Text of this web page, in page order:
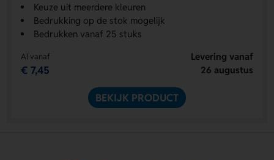
Keuze uit meerdere kleuren
Bedrukking op de stok mogelijk
Bedrukken vanaf 25 stuks
Al vanaf
€ 7,45
Levering vanaf
26 augustus
BEKIJK PRODUCT